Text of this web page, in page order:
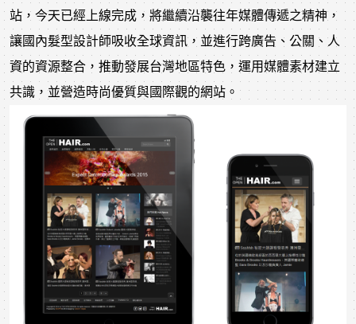
站，今天已經上線完成，將繼續沿襲往年媒體傳遞之精神，
讓國內髮型設計師吸收全球資訊，並進行跨廣告、公關、人
資的資源整合，推動發展台灣地區特色，運用媒體素材建立
共識，並營造時尚優質與國際觀的網站。